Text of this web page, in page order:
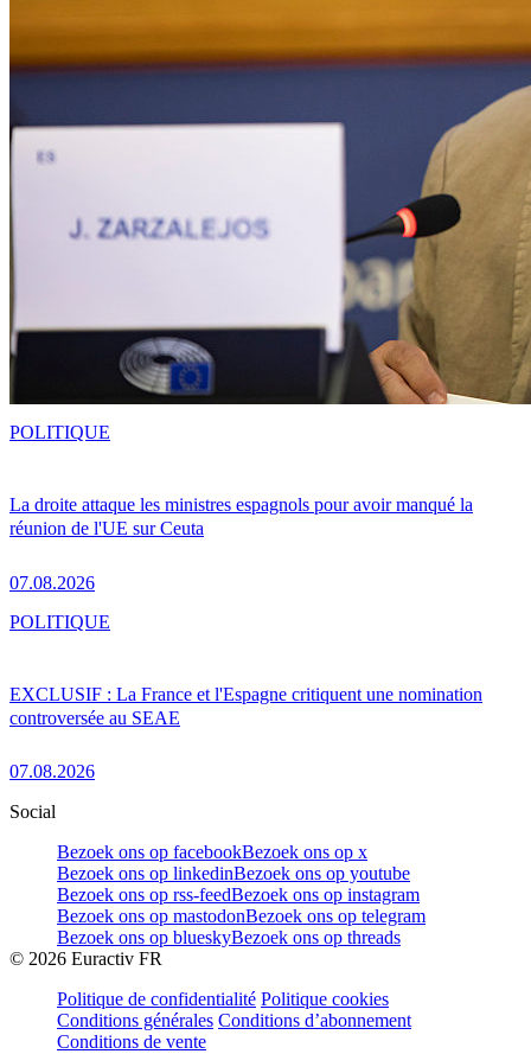
La droite attaque les ministres espagnols pour avoir manqué la
réunion de l'UE sur Ceuta
07.08.2026
POLITIQUE
EXCLUSIF : La France et l'Espagne critiquent une nomination
controversée au SEAE
07.08.2026
POLITIQUE
Social
Bezoek ons op facebookBezoek ons op x
Bezoek ons op linkedinBezoek ons op youtube
Bezoek ons op rss-feedBezoek ons op instagram
Bezoek ons op mastodonBezoek ons op telegram
Bezoek ons op blueskyBezoek ons op threads
© 2026 Euractiv FR
Politique de confidentialité Politique cookies
Conditions générales Conditions d’abonnement
Conditions de vente